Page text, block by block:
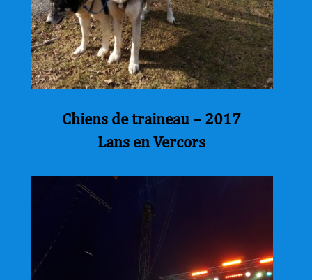
Chiens de traineau – 2017
Lans en Vercors